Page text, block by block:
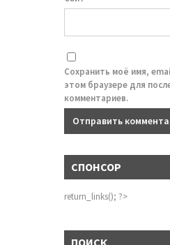
Сохранить моё имя,
этом браузере для
комментариев.
СПОНСОР
return_links(); ?>
ПОИСК